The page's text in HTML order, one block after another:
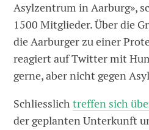
Asylzentrum in Aarburg»,
1500 Mitglieder. Über die
die Aarburger zu einer
reagiert auf Twitter mit
gerne, aber nicht gegen
Schliesslichtreffen sich
der geplanten Unterkunft